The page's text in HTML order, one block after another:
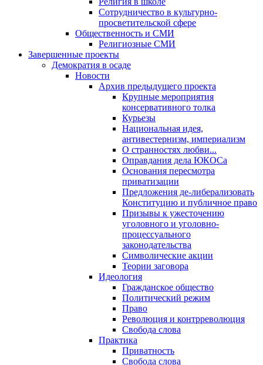
Сотрудничество в культурно-
просветительской сфере
Общественность и СМИ
Религиозные СМИ
Завершенные проекты
Демократия в осаде
Новости
Архив предыдущего проекта
Крупные мероприятия
консервативного толка
Курьезы
Национальная идея,
антивестернизм, империализм
О странностях любви...
Оправдания дела ЮКОСа
Основания пересмотра
приватизации
Предложения де-либерализовать
Конституцию и публичное право
Призывы к ужесточению
уголовного и уголовно-
процессуального
законодательства
Символические акции
Теории заговора
Идеология
Гражданское общество
Политический режим
Право
Революция и контрреволюция
Свобода слова
Практика
Приватность
Свобода слова